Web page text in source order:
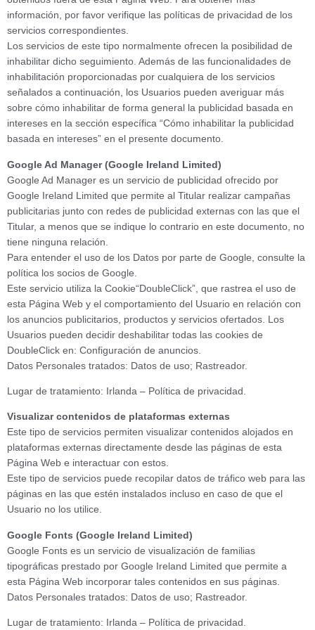
información, por favor verifique las políticas de privacidad de los
servicios correspondientes.
Los servicios de este tipo normalmente ofrecen la posibilidad de
inhabilitar dicho seguimiento. Además de las funcionalidades de
inhabilitación proporcionadas por cualquiera de los servicios
señalados a continuación, los Usuarios pueden averiguar más
sobre cómo inhabilitar de forma general la publicidad basada en
intereses en la sección específica “Cómo inhabilitar la publicidad
basada en intereses” en el presente documento.
Google Ad Manager (Google Ireland Limited)
Google Ad Manager es un servicio de publicidad ofrecido por
Google Ireland Limited que permite al Titular realizar campañas
publicitarias junto con redes de publicidad externas con las que el
Titular, a menos que se indique lo contrario en este documento, no
tiene ninguna relación.
Para entender el uso de los Datos por parte de Google, consulte la
política los socios de Google.
Este servicio utiliza la Cookie“DoubleClick”, que rastrea el uso de
esta Página Web y el comportamiento del Usuario en relación con
los anuncios publicitarios, productos y servicios ofertados. Los
Usuarios pueden decidir deshabilitar todas las cookies de
DoubleClick en: Configuración de anuncios.
Datos Personales tratados: Datos de uso; Rastreador.
Lugar de tratamiento: Irlanda – Política de privacidad.
Visualizar contenidos de plataformas externas
Este tipo de servicios permiten visualizar contenidos alojados en
plataformas externas directamente desde las páginas de esta
Página Web e interactuar con estos.
Este tipo de servicios puede recopilar datos de tráfico web para las
páginas en las que estén instalados incluso en caso de que el
Usuario no los utilice.
Google Fonts (Google Ireland Limited)
Google Fonts es un servicio de visualización de familias
tipográficas prestado por Google Ireland Limited que permite a
esta Página Web incorporar tales contenidos en sus páginas.
Datos Personales tratados: Datos de uso; Rastreador.
Lugar de tratamiento: Irlanda – Política de privacidad.